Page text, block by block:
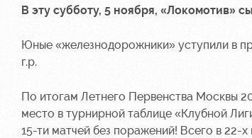
В эту субботу, 5 ноября, «Локомотив»
Юные «железнодорожники» уступили в
г.р.
По итогам Летнего Первенства Москвы
место в турнирной таблице «Клубной
15-ти матчей без поражений! Всего в